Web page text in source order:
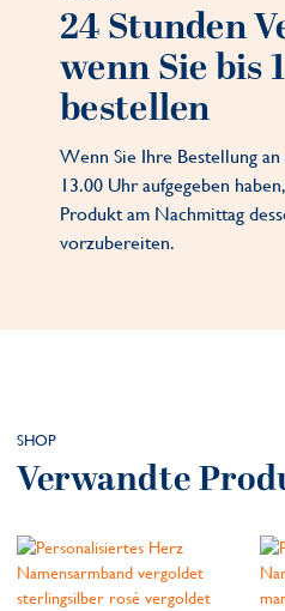
24 Stunden
wenn Sie bis
bestellen
Wenn Sie Ihre Bestellung
13.00 Uhr aufgegeben
Produkt am Nachmittag
vorzubereiten.
SHOP
Verwandte